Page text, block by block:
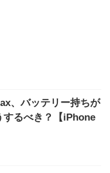
、バッテリー持ちが
するべき？【iPhone